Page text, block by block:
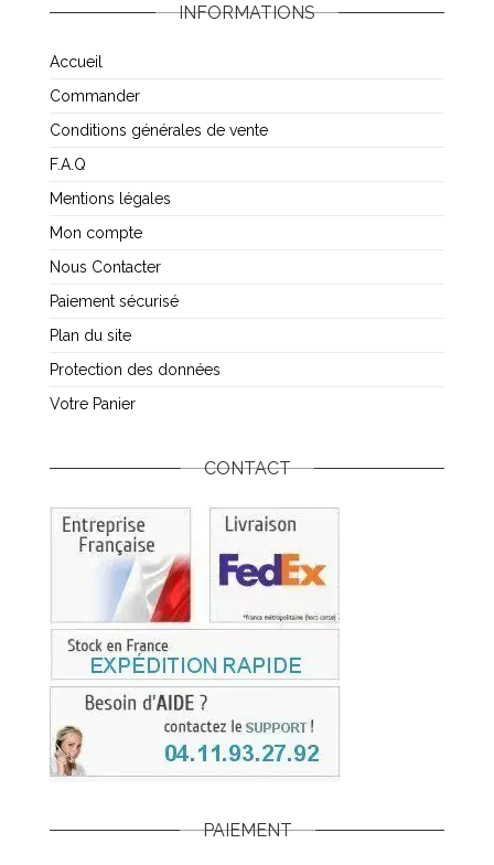
INFORMATIONS
Accueil
Commander
Conditions générales de vente
F.A.Q
Mentions légales
Mon compte
Nous Contacter
Paiement sécurisé
Plan du site
Protection des données
Votre Panier
CONTACT
PAIEMENT